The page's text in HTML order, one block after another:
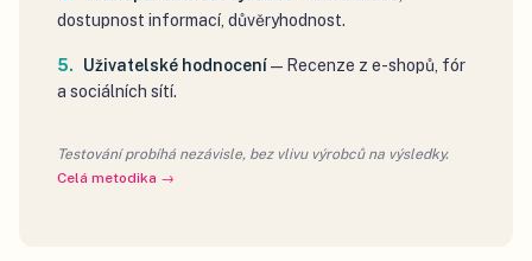
dostupnost informací, důvěryhodnost.
Uživatelské hodnocení— Recenze z e-shopů, fór
a sociálních sítí.
Testování probíhá nezávisle, bez vlivu výrobců na výsledky.
Celá metodika →